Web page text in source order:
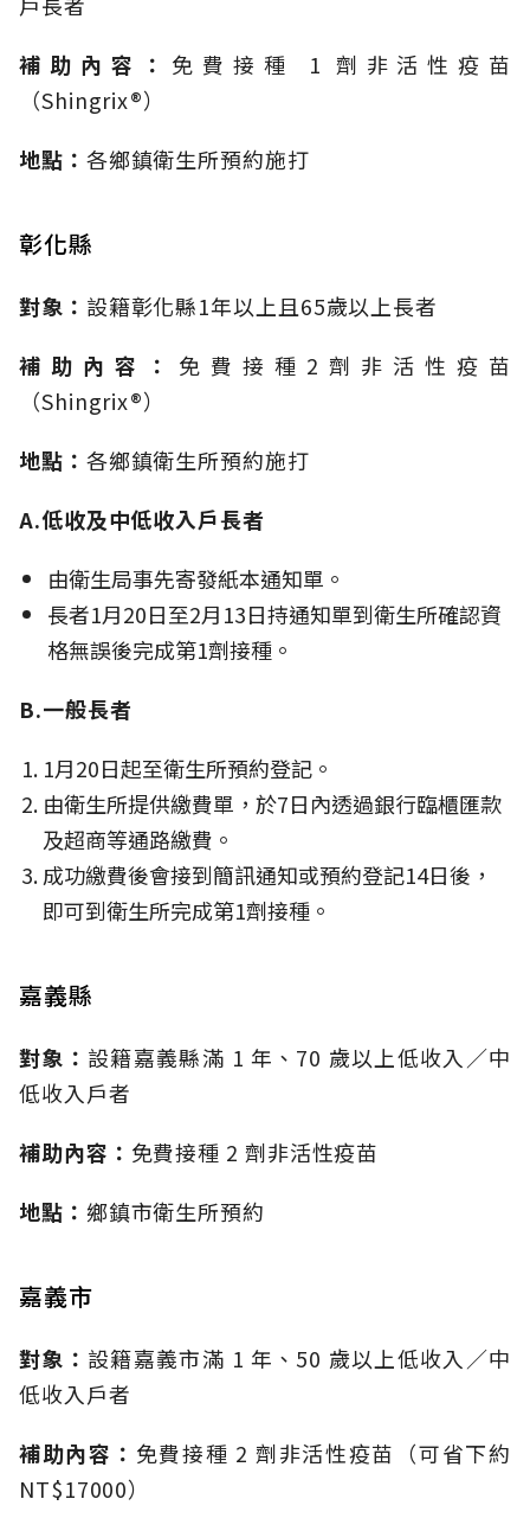
補助內容： 免費接種 1 劑非活性疫苗
（Shingrix®）
地點： 各鄉鎮衛生所預約施打
彰化縣
對象： 設籍彰化縣1年以上且65歲以上長者
補助內容： 免費接種2劑非活性疫苗
（Shingrix®）
地點： 各鄉鎮衛生所預約施打
A.低收及中低收入戶長者
由衛生局事先寄發紙本通知單。
長者1月20日至2月13日持通知單到衛生所確認資
格無誤後完成第1劑接種。
B.一般長者
1月20日起至衛生所預約登記。
由衛生所提供繳費單，於7日內透過銀行臨櫃匯款
及超商等通路繳費。
成功繳費後會接到簡訊通知或預約登記14日後，
即可到衛生所完成第1劑接種。
嘉義縣
對象： 設籍嘉義縣滿 1 年、70 歲以上低收入／中
低收入戶者
補助內容： 免費接種 2 劑非活性疫苗
地點： 鄉鎮市衛生所預約
嘉義市
對象： 設籍嘉義市滿 1 年、50 歲以上低收入／中
低收入戶者
補助內容： 免費接種 2 劑非活性疫苗（可省下約
NT$17000）